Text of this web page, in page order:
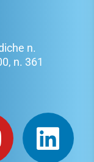
n.
n. 361